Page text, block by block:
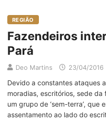
REGIÃO
Fazendeiros
Pará
Deo Martins 23/04/2016
Devido a constantes ataques
moradias, escritórios, sede
um grupo de ‘sem-terra’, que
assentamento ao lado do